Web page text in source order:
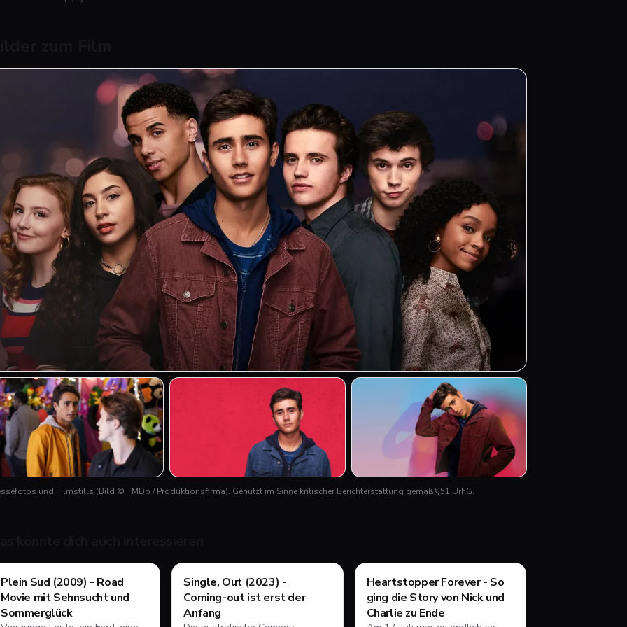
+2
und Filmstills (Bild © TMDb / Produktionsfirma). Genutzt im Sinne kritischer Berichterstattung gemäß §51 UrhG.
Filme & Serien
Plein Sud (2009) - Road
Movie mit Sehnsucht und
Sommerglück
Filme & Serien
Single, Out (2023) -
Coming-out ist erst der
Anfang
Filme & Serien
Heartstopper Forever - So
ging die Story von Nick und
Charlie zu Ende